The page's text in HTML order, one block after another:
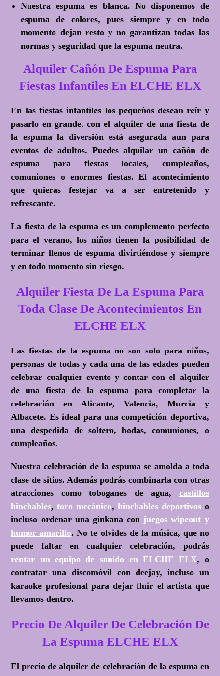
Nuestra espuma es blanca. No disponemos de
espuma de colores, pues siempre y en todo
momento dejan resto y no garantizan todas las
normas y seguridad que la espuma neutra.
Alquiler Cañón De Espuma Para
Fiestas Infantiles En ELCHE ELX
En las fiestas infantiles los pequeños desean reír y
pasarlo en grande, con el alquiler de una fiesta de
la espuma la diversión está asegurada aun para
eventos de adultos. Puedes alquilar un cañón de
espuma para fiestas locales, cumpleaños,
comuniones o enormes fiestas. El acontecimiento
que quieras festejar va a ser entretenido y
refrescante.
La fiesta de la espuma es un complemento perfecto
para el verano, los niños tienen la posibilidad de
terminar llenos de espuma divirtiéndose y siempre
y en todo momento sin riesgo.
Alquiler Fiesta De La Espuma Para
Toda Clase De Acontecimientos En
ELCHE ELX
Las fiestas de la espuma no son solo para niños,
personas de todas y cada una de las edades pueden
celebrar cualquier evento y contar con el alquiler
de una fiesta de la espuma para completar la
celebración en Alicante, Valencia, Murcia y
Albacete. Es ideal para una competición deportiva,
una despedida de soltero, bodas, comuniones, o
cumpleaños.
Nuestra celebración de la espuma se amolda a toda
clase de sitios. Además podrás combinarla con otras
atracciones como toboganes de agua, castillos
hinchables,toro mecánico, hinchables deportivoso
incluso ordenar una ginkana con juegos wipeout y
humor amarillo. No te olvides de la música, que no
puede faltar en cualquier celebración, podrás
rentar un equipo de sonido en ELCHE ELX, o
contratar una discomóvil con deejay, incluso un
karaoke profesional para dejar fluir el artista que
llevamos dentro.
Precio De Alquiler De Celebración De
La Espuma ELCHE ELX
El precio de alquiler de celebración de la espuma en